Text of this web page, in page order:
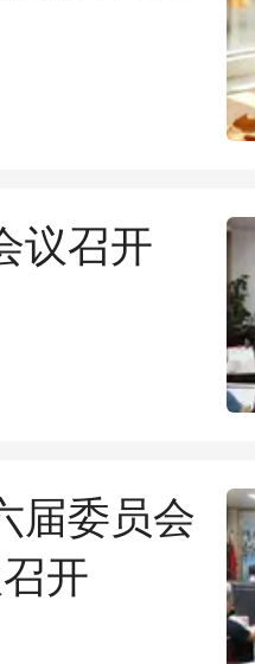
议召开
届委员会
开